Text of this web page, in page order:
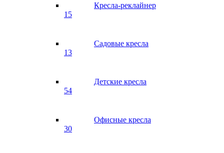
Кресла-реклайнер
15
Садовые кресла
13
Детские кресла
54
Офисные кресла
30